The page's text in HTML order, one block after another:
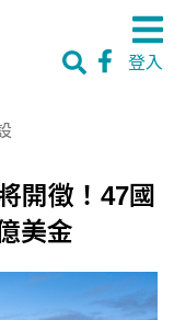
登入
開徵！47國
美金